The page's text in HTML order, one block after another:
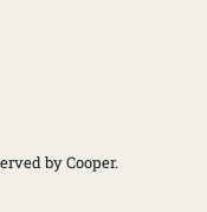
by Cooper.